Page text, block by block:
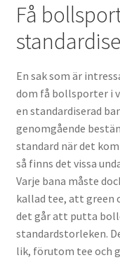
Få
En sak som är
dom få bollsporter i
en standardiserad
genomgående
standard när det
så finns det vissa
Varje bana måste
kallad tee, att green
det går att putta
standardstorleken.
lik, förutom tee och